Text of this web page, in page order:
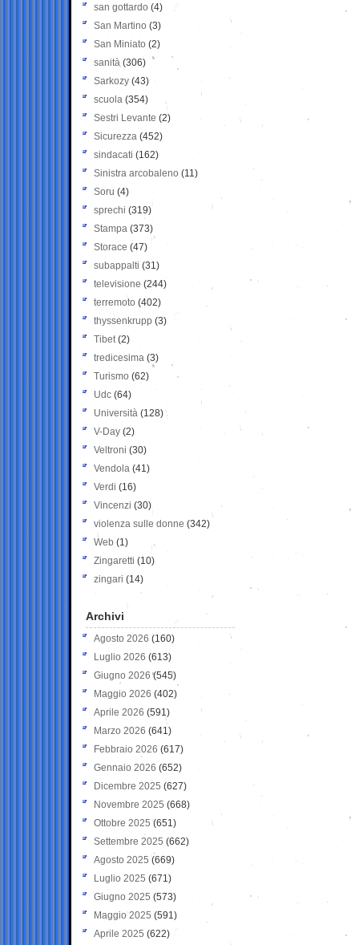
san gottardo (4)
San Martino (3)
San Miniato (2)
sanità (306)
Sarkozy (43)
scuola (354)
Sestri Levante (2)
Sicurezza (452)
sindacati (162)
Sinistra arcobaleno (11)
Soru (4)
sprechi (319)
Stampa (373)
Storace (47)
subappalti (31)
televisione(244)
terremoto (402)
thyssenkrupp (3)
Tibet(2)
tredicesima (3)
Turismo (62)
Udc (64)
Università (128)
V-Day (2)
Veltroni (30)
Vendola (41)
Verdi (16)
Vincenzi (30)
violenza sulle donne (342)
Web (1)
Zingaretti (10)
zingari (14)
Archivi
Agosto 2026 (160)
Luglio 2026 (613)
Giugno 2026 (545)
Maggio 2026 (402)
Aprile 2026 (591)
Marzo 2026 (641)
Febbraio 2026 (617)
Gennaio 2026 (652)
Dicembre 2025 (627)
Novembre 2025 (668)
Ottobre 2025 (651)
Settembre 2025 (662)
Agosto 2025 (669)
Luglio 2025 (671)
Giugno 2025 (573)
Maggio 2025 (591)
Aprile 2025 (622)